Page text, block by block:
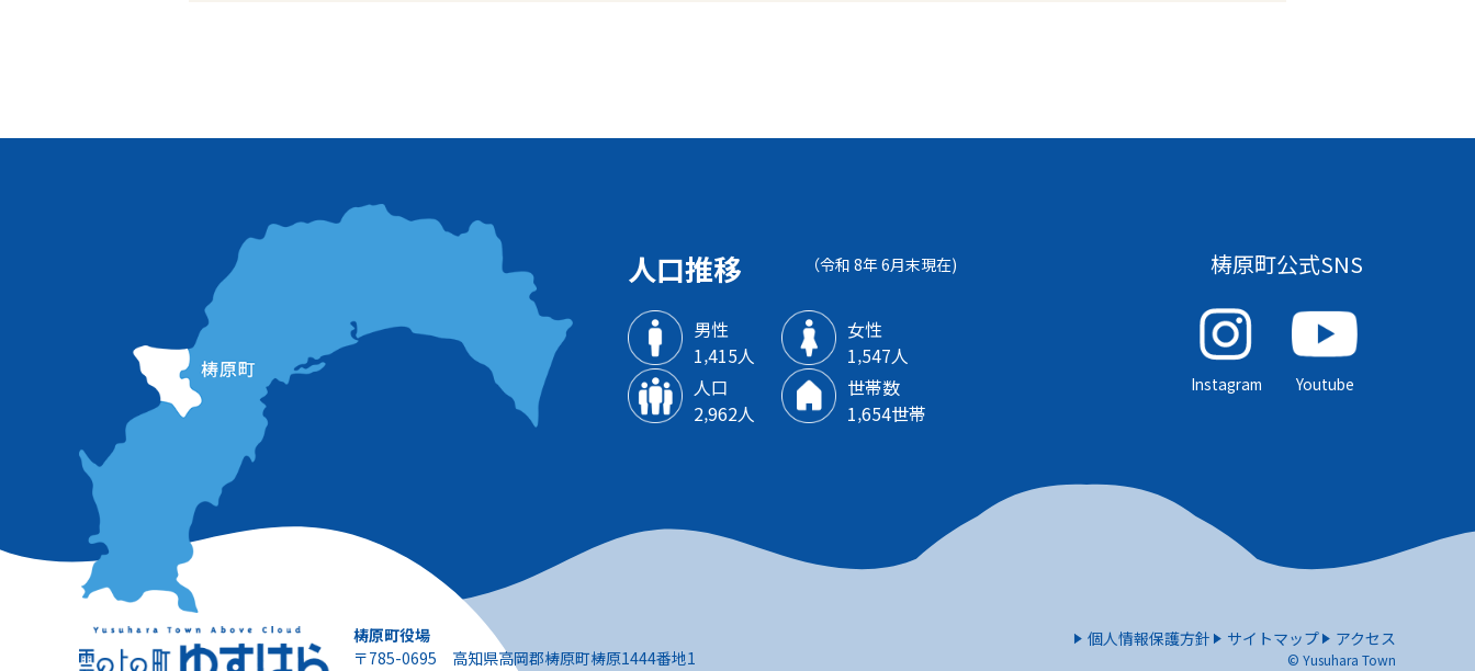
人口推移 （令和 8年 6月末現在)
男性
1‚415人
女性
1‚547人
人口
2‚962人
世帯数
1‚654世帯
梼原町公式SNS
Instagram Youtube
梼原町役場
〒785-0695 高知県高岡郡梼原町梼原1444番地1
個人情報保護方針 サイトマップ アクセス
© Yusuhara Town